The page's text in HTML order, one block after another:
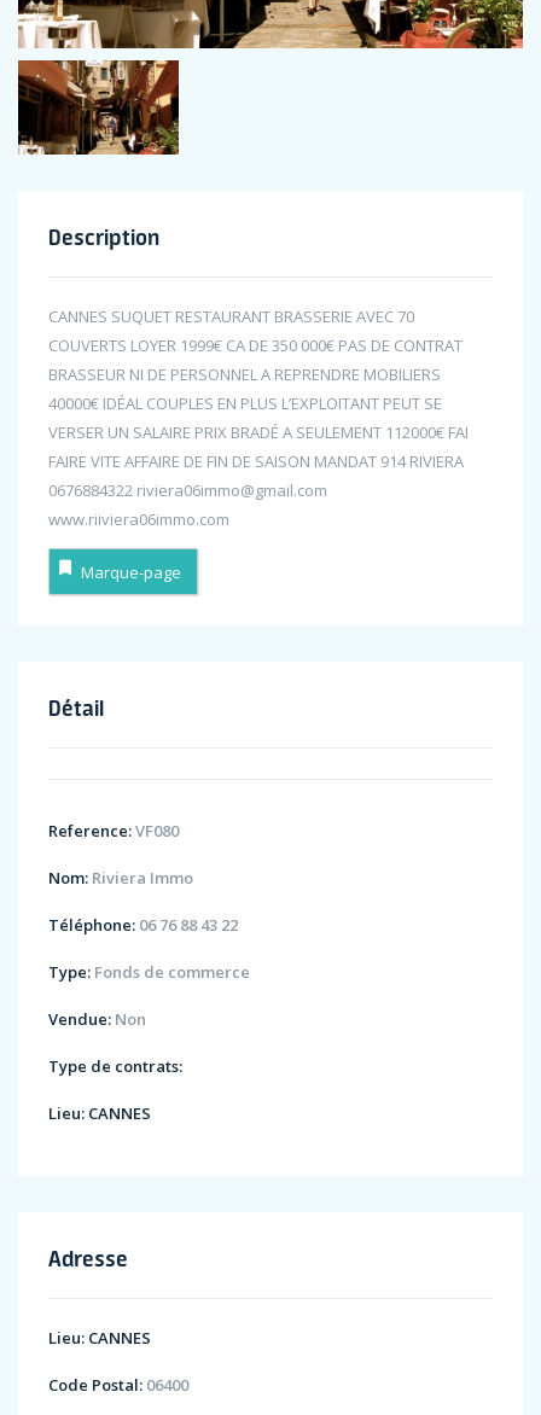
Description
CANNES SUQUET RESTAURANT BRASSERIE AVEC 70
COUVERTS LOYER 1999€ CA DE 350 000€ PAS DE CONTRAT
BRASSEUR NI DE PERSONNEL A REPRENDRE MOBILIERS
40000€ IDÉAL COUPLES EN PLUS L’EXPLOITANT PEUT SE
VERSER UN SALAIRE PRIX BRADÉ A SEULEMENT 112000€ FAI
FAIRE VITE AFFAIRE DE FIN DE SAISON MANDAT 914 RIVIERA
0676884322 riviera06immo@gmail.com
www.riiviera06immo.com
Marque-page
Détail
Reference:VF080
Nom: Riviera Immo
Téléphone: 06 76 88 43 22
Type: Fonds de commerce
Vendue: Non
Type de contrats:
Lieu: CANNES
Adresse
Lieu: CANNES
Code Postal: 06400